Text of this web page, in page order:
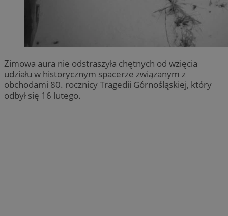
Zimowa aura nie odstraszyła chętnych od wzięcia
udziału w historycznym spacerze związanym z
obchodami 80. rocznicy Tragedii Górnośląskiej, który
odbył się 16 lutego.